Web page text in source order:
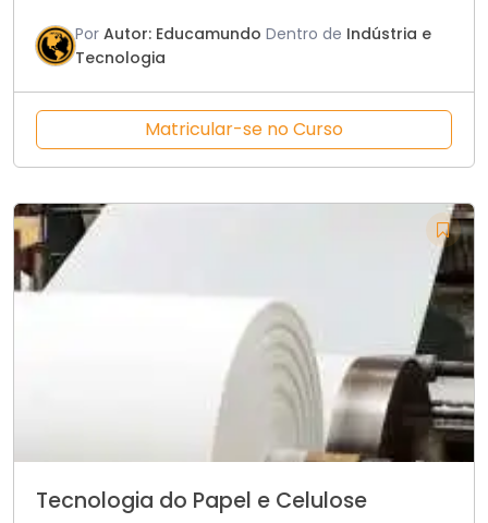
Por Autor: Educamundo Dentro de Indústria e
Tecnologia
Matricular-se no Curso
Tecnologia do Papel e Celulose